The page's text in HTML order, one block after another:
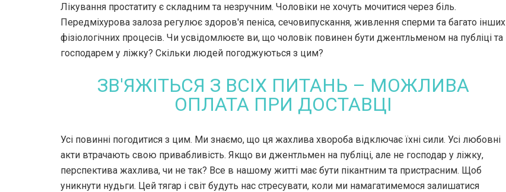
Лікування простатиту є складним та незручним. Чоловіки не хочуть мочитися через біль.
Передміхурова залоза регулює здоров'я пеніса, сечовипускання, живлення сперми та багато інших
фізіологічних процесів. Чи усвідомлюєте ви, що чоловік повинен бути джентльменом на публіці та
господарем у ліжку? Скільки людей погоджуються з цим?
ЗВ'ЯЖІТЬСЯ З ВСІХ ПИТАНЬ – МОЖЛИВА
ОПЛАТА ПРИ ДОСТАВЦІ
Усі повинні погодитися з цим. Ми знаємо, що ця жахлива хвороба відключає їхні сили. Усі любовні
акти втрачають свою привабливість. Якщо ви джентльмен на публіці, але не господар у ліжку,
перспектива жахлива, чи не так? Все в нашому житті має бути пікантним та пристрасним. Щоб
уникнути нудьги. Цей тягар і світ будуть нас стресувати, коли ми намагатимемося залишатися